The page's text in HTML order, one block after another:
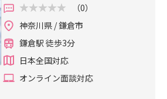
（0）
神奈川県 / 鎌倉市
鎌倉駅 徒歩3分
日本全国対応
オンライン面談対応